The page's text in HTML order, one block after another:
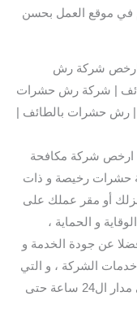
في موقع العمل بحسن
شركة رش
| شركة رش حشرات
رش حشرات بالطائف |
ارخص شركة مكافحة
حشرات رخيصة و ذات
أو مقر عملك على
و الحماية ،
عن جودة الخدمة و
الشركة ، و التي
تهدف لإرضاء العملاء ، فالشركة متاحة على مدار ال24 ساعة حتى